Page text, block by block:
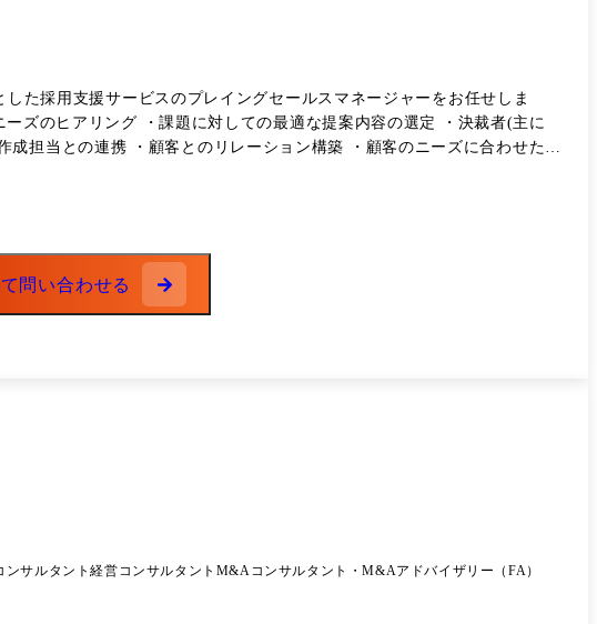
た採用支援サービスのプレイングセールスマネージャーをお任せしま
担当との連携 ・顧客とのリレーション構築 ・顧客のニーズに合わせた新
ているサービスの拡大や改善をしたい人、それだけでなく新しい分野へ
報誌・Webサイト(アニマルジョブの学生版) フレッシュジョブ:第一次産
化した合同就職説明会イベント フレッシュジョブ学生版:第一次産業(畜
問い合わせる
ンサルタント経営コンサルタント M&Aコンサルタント・M&Aアドバイザリー（FA）